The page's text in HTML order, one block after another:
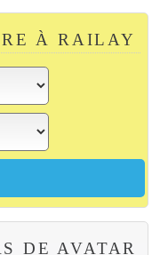
À RAILAY
DE AVATAR